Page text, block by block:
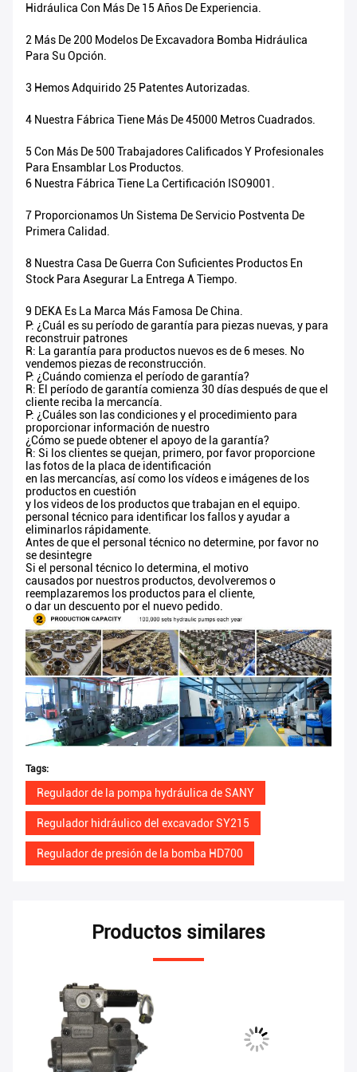
Hidráulica Con Más De 15 Años De Experiencia.
2 Más De 200 Modelos De Excavadora Bomba Hidráulica
Para Su Opción.
3 Hemos Adquirido 25 Patentes Autorizadas.
4 Nuestra Fábrica Tiene Más De 45000 Metros Cuadrados.
5 Con Más De 500 Trabajadores Calificados Y Profesionales
Para Ensamblar Los Productos.
6 Nuestra Fábrica Tiene La Certificación ISO9001.
7 Proporcionamos Un Sistema De Servicio Postventa De
Primera Calidad.
8 Nuestra Casa De Guerra Con Suficientes Productos En
Stock Para Asegurar La Entrega A Tiempo.
9 DEKA Es La Marca Más Famosa De China.
P: ¿Cuál es su período de garantía para piezas nuevas, y para
reconstruir patrones
R: La garantía para productos nuevos es de 6 meses. No
vendemos piezas de reconstrucción.
P: ¿Cuándo comienza el período de garantía?
R: El período de garantía comienza 30 días después de que el
cliente reciba la mercancía.
P: ¿Cuáles son las condiciones y el procedimiento para
proporcionar información de nuestro
¿Cómo se puede obtener el apoyo de la garantía?
R: Si los clientes se quejan, primero, por favor proporcione
las fotos de la placa de identificación
en las mercancías, así como los vídeos e imágenes de los
productos en cuestión
y los videos de los productos que trabajan en el equipo.
personal técnico para identificar los fallos y ayudar a
eliminarlos rápidamente.
Antes de que el personal técnico no determine, por favor no
se desintegre
Si el personal técnico lo determina, el motivo
causados por nuestros productos, devolveremos o
reemplazaremos los productos para el cliente,
o dar un descuento por el nuevo pedido.
Tags:
Regulador de la pompa hydráulica de SANY
Regulador hidráulico del excavador SY215
Regulador de presión de la bomba HD700
Productos similares